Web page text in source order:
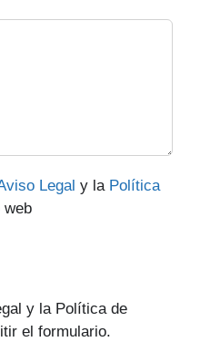
Legal y la Política
web
y la Política de
el formulario.